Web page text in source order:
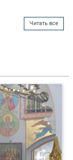
Читать все